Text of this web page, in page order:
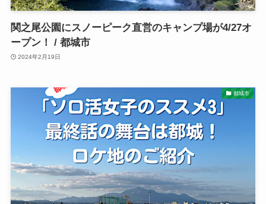
関之尾公園にスノーピーク直営のキャンプ場が4/27オ
ープン！ / 都城市
2024年2月19日
都城市